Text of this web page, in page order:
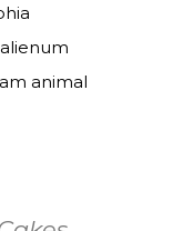
animal